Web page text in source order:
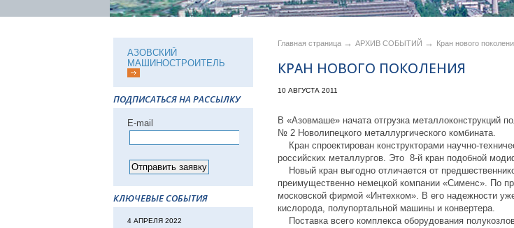
АЗОВСКИЙ
МАШИНОСТРОИТЕЛЬ
ПОДПИСАТЬСЯ НА РАССЫЛКУ
Е-mail
КЛЮЧЕВЫЕ СОБЫТИЯ
4 АПРЕЛЯ 2022
Главная страница → АРХИВ СОБЫТИЙ → Кран нового
КРАН НОВОГО ПОКОЛЕНИЯ
10 АВГУСТА 2011
В «Азовмаше» начата отгрузка металлоконструкций
№ 2 Новолипецкого металлургического комбината.
Кран спроектирован конструкторами научно-
российских металлургов. Это 8-й кран подобной
Новый кран выгодно отличается от
преимущественно немецкой компании «Сименс». По
московской фирмой «Интехком». В его надежности
кислорода, полупортальной машины и конвертера.
Поставка всего комплекса оборудования